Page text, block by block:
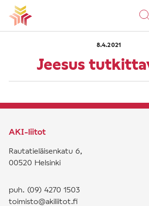
Vieritä
sisältöön
Etusivu Jeesus
8.4.2021
Jeesus
AKI-liitot
Rautatieläisenkatu 6,
00520 Helsinki
puh. (09) 4270 1503
toimisto@akiliitot.fi